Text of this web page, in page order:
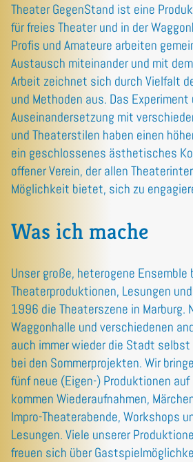
Theater GegenStand ist eine
für freies Theater und in der
Profis und Amateure arbeiten
Austausch miteinander und mit
Arbeit zeichnet sich durch Vielfalt
und Methoden aus. Das Experiment
Auseinandersetzung mit
und Theaterstilen haben einen
ein geschlossenes ästhetisches
offener Verein, der allen
Möglichkeit bietet, sich zu
Was ich mache
Unser große, heterogene
Theaterproduktionen, Lesungen
1996 die Theaterszene in Marburg.
Waggonhalle und verschiedenen
auch immer wieder die Stadt
bei den Sommerprojekten. Wir
fünf neue (Eigen-) Produktionen auf
kommen Wiederaufnahmen,
Impro-Theaterabende, Workshops
Lesungen. Viele unserer
freuen sich über